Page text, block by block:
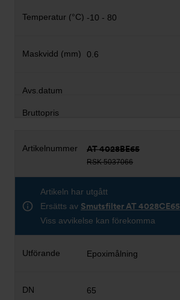
-10 - 80
0.6
AT 4028BE65
RSK 5037066
Artikeln har utgått
Ersätts av Smutsfilter AT 4028CE65
Viss avvikelse kan förekomma
Epoximålning
65